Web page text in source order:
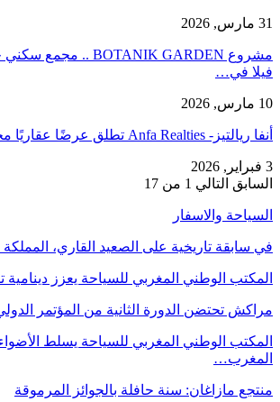
31 مارس, 2026
فيلا في…
10 مارس, 2026
أنفا ريالتيز- Anfa Realties تطلق عرضًا عقاريًا مخصصًا…
3 فبراير, 2026
السابق التالي 1 من 17
السياحة والاسفار
في سابقة تاريخية على الصعيد القاري،
المكتب الوطني المغربي للسياحة يعزز
مراكش تحتضن الدورة الثانية من المؤتمر
المكتب الوطني المغربي للسياحة يسلط
المغرب…
منتجع مازاغان: سنة حافلة بالجوائز المرموقة